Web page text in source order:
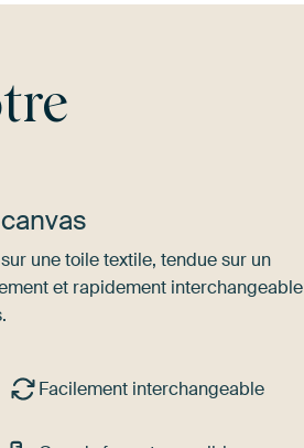
une toile textile, tendue sur un
et rapidement interchangeable
Facilement interchangeable